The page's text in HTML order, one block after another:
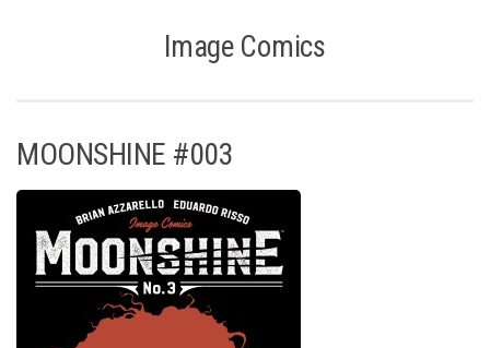
Image Comics
MOONSHINE #003